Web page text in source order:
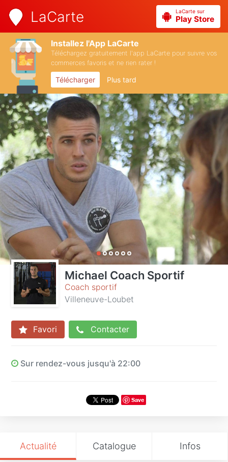
LaCarte LaCarte sur
Play Store
Installez l'App LaCarte
Téléchargez gratuitement l'app LaCarte pour suivre vos
commerces favoris et ne rien rater !
Télécharger Plus tard
Michael Coach Sportif
Coach sportif
Villeneuve-Loubet
Favori Contacter
Sur rendez-vous jusqu'à 22:00
Save
Actualité Catalogue Infos